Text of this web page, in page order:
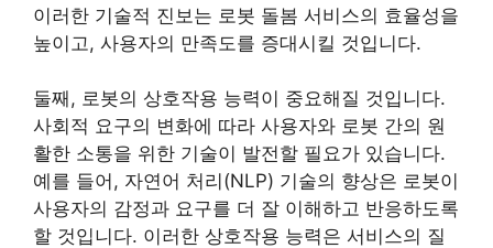
이러한 기술적 진보는 로봇 돌봄 서비스의 효율성을
높이고, 사용자의 만족도를 증대시킬 것입니다.
둘째, 로봇의 상호작용 능력이 중요해질 것입니다.
사회적 요구의 변화에 따라 사용자와 로봇 간의 원
활한 소통을 위한 기술이 발전할 필요가 있습니다.
예를 들어, 자연어 처리(NLP) 기술의 향상은 로봇이
사용자의 감정과 요구를 더 잘 이해하고 반응하도록
할 것입니다. 이러한 상호작용 능력은 서비스의 질